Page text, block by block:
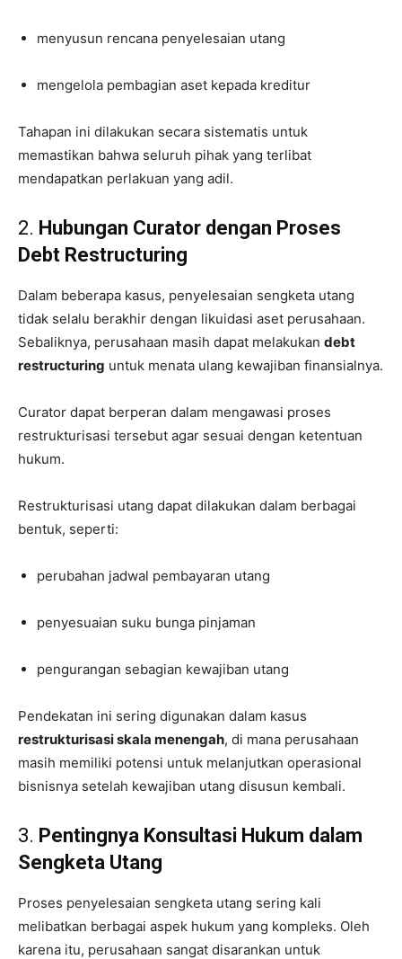
menyusun rencana penyelesaian utang
mengelola pembagian aset kepada kreditur
Tahapan ini dilakukan secara sistematis untuk
memastikan bahwa seluruh pihak yang terlibat
mendapatkan perlakuan yang adil.
2. Hubungan Curator dengan Proses
Debt Restructuring
Dalam beberapa kasus, penyelesaian sengketa utang
tidak selalu berakhir dengan likuidasi aset perusahaan.
Sebaliknya, perusahaan masih dapat melakukan debt
restructuring untuk menata ulang kewajiban finansialnya.
Curator dapat berperan dalam mengawasi proses
restrukturisasi tersebut agar sesuai dengan ketentuan
hukum.
Restrukturisasi utang dapat dilakukan dalam berbagai
bentuk, seperti:
perubahan jadwal pembayaran utang
penyesuaian suku bunga pinjaman
pengurangan sebagian kewajiban utang
Pendekatan ini sering digunakan dalam kasus
restrukturisasi skala menengah, di mana perusahaan
masih memiliki potensi untuk melanjutkan operasional
bisnisnya setelah kewajiban utang disusun kembali.
3. Pentingnya Konsultasi Hukum dalam
Sengketa Utang
Proses penyelesaian sengketa utang sering kali
melibatkan berbagai aspek hukum yang kompleks. Oleh
karena itu, perusahaan sangat disarankan untuk